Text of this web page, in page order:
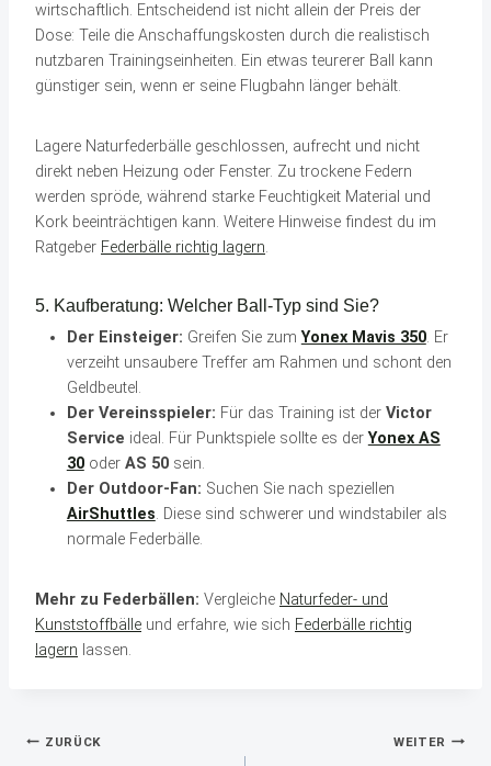
wirtschaftlich. Entscheidend ist nicht allein der Preis der
Dose: Teile die Anschaffungskosten durch die realistisch
nutzbaren Trainingseinheiten. Ein etwas teurerer Ball kann
günstiger sein, wenn er seine Flugbahn länger behält.
Lagere Naturfederbälle geschlossen, aufrecht und nicht
direkt neben Heizung oder Fenster. Zu trockene Federn
werden spröde, während starke Feuchtigkeit Material und
Kork beeinträchtigen kann. Weitere Hinweise findest du im
Ratgeber Federbälle richtig lagern.
5. Kaufberatung: Welcher Ball-Typ sind Sie?
Der Einsteiger: Greifen Sie zumYonex Mavis 350. Er
verzeiht unsaubere Treffer am Rahmen und schont den
Geldbeutel.
Der Vereinsspieler: Für das Training ist der Victor
Service ideal. Für Punktspiele sollte es derYonex AS
30oder AS 50sein.
Der Outdoor-Fan: Suchen Sie nach speziellen
AirShuttles. Diese sind schwerer und windstabiler als
normale Federbälle.
Mehr zu Federbällen: Vergleiche Naturfeder- und
Kunststoffbälle und erfahre, wie sich Federbälle richtig
lagern lassen.
Beitragsnavigation
ZURÜCK WEITER